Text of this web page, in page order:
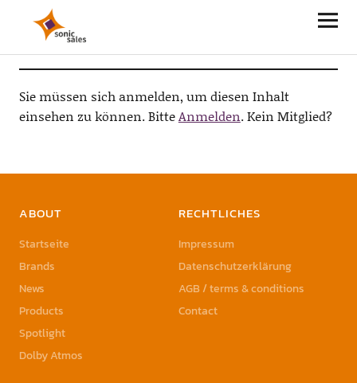
Sonic Sales
Sie müssen sich anmelden, um diesen Inhalt
einsehen zu können. BitteAnmelden. Kein Mitglied?
ABOUT
Startseite
Brands
News
Products
Spotlight
Dolby Atmos
RECHTLICHES
Impressum
Datenschutzerklärung
AGB / terms & conditions
Contact